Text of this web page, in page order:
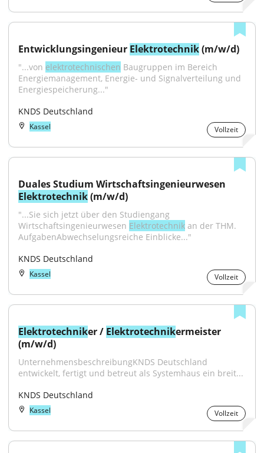
Entwicklungsingenieur Elektrotechnik (m/w/d)
"...von elektrotechnischen Baugruppen im Bereich
Energiemanagement, Energie- und Signalverteilung und
Energiespeicherung..."
KNDS Deutschland
Kassel Vollzeit
Elektrotechnik (m/w/d)
"...Sie sich jetzt über den Studiengang
Wirtschaftsingenieurwesen Elektrotechnik an der THM.
AufgabenAbwechselungsreiche Einblicke..."
KNDS Deutschland
Kassel Vollzeit
Elektrotechniker / Elektrotechnikermeister
(m/w/d)
UnternehmensbeschreibungKNDS Deutschland
entwickelt, fertigt und betreut als Systemhaus ein breit...
KNDS Deutschland
Kassel Vollzeit